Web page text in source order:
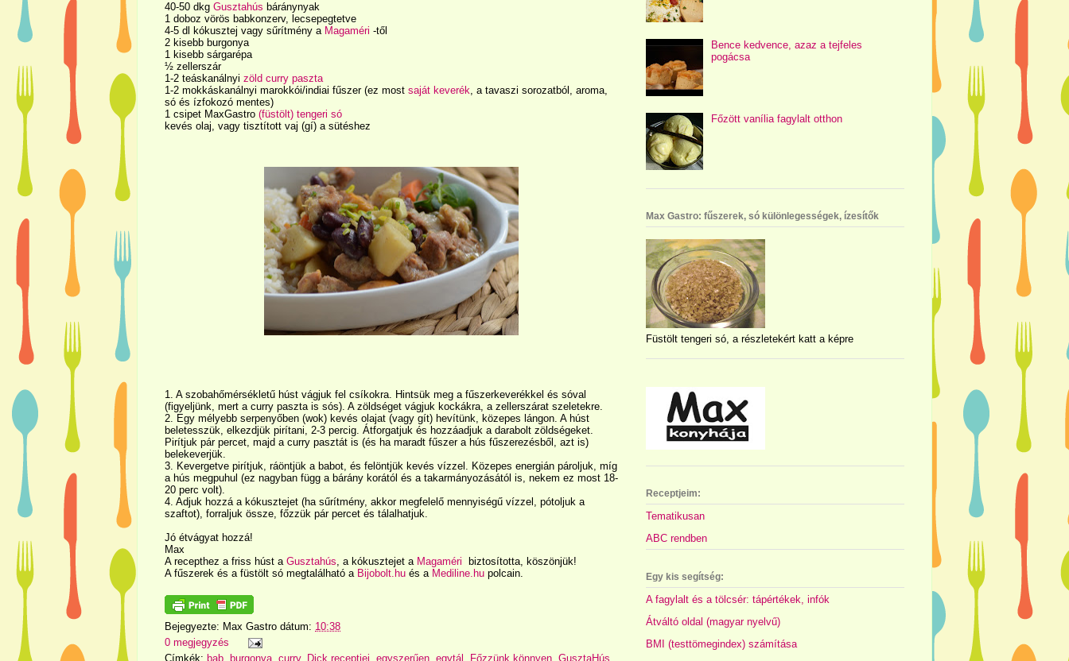
40-50 dkg Gusztahús báránynyak
1 doboz vörös babkonzerv, lecsepegtetve
4-5 dl kókusztej vagy sűrítmény a Magaméri -től
2 kisebb burgonya
1 kisebb sárgarépa
½ zellerszár
1-2 teáskanálnyi zöld curry paszta
1-2 mokkáskanálnyi marokkói/indiai fűszer (ez most saját keverék, a tavaszi sorozatból, aroma,
só és ízfokozó mentes)
1 csipet MaxGastro (füstölt) tengeri só
kevés olaj, vagy tisztított vaj (gí) a sütéshez
1. A szobahőmérsékletű húst vágjuk fel csíkokra. Hintsük meg a fűszerkeverékkel és sóval
(figyeljünk, mert a curry paszta is sós). A zöldséget vágjuk kockákra, a zellerszárat szeletekre.
2. Egy mélyebb serpenyőben (wok) kevés olajat (vagy gít) hevítünk, közepes lángon. A húst
beletesszük, elkezdjük pirítani, 2-3 percig. Átforgatjuk és hozzáadjuk a darabolt zöldségeket.
Pirítjuk pár percet, majd a curry pasztát is (és ha maradt fűszer a hús fűszerezésből, azt is)
belekeverjük.
3. Kevergetve pirítjuk, ráöntjük a babot, és felöntjük kevés vízzel. Közepes energián pároljuk, míg
a hús megpuhul (ez nagyban függ a bárány korától és a takarmányozásától is, nekem ez most 18-
20 perc volt).
4. Adjuk hozzá a kókusztejet (ha sűrítmény, akkor megfelelő mennyiségű vízzel, pótoljuk a
szaftot), forraljuk össze, főzzük pár percet és tálalhatjuk.
Jó étvágyat hozzá!
Max
A recepthez a friss húst a Gusztahús, a kókusztejet a Magaméri
biztosította, köszönjük!
A fűszerek és a füstölt só megtalálható a Bijobolt.hu és a Mediline.hu polcain.
Bejegyezte: Max Gastro dátum: 10:38
0 megjegyzés
Címkék: bab burgonya curry, Dick receptjei egyszerűen egytál Főzzünk könnyen GusztaHús
Bence kedvence, azaz a tejfeles
pogácsa
Főzött vanília fagylalt otthon
Max Gastro: fűszerek, só különlegességek, ízesítők
Füstölt tengeri só, a részletekért katt a képre
Receptjeim:
Tematikusan
ABC rendben
Egy kis segítség:
A fagylalt és a tölcsér: tápértékek, infók
Átváltó oldal (magyar nyelvű)
BMI (testtömegindex) számítása